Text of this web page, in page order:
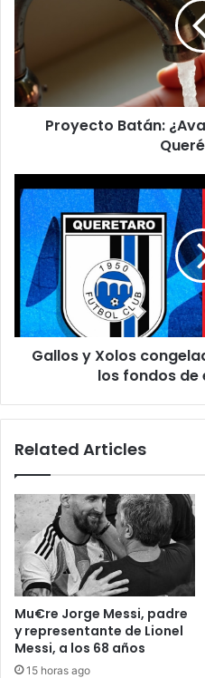
amenaza
para
Querétaro?
Proyecto Batán:
Xolos
congelados;
la
CNBV
inmovilizó
los
fondos
Gallos y Xolos
los fondos de
Related Articles
Mu€re Jorge Messi, padre
y representante de Lionel
Messi, a los 68 años
15 horas ago